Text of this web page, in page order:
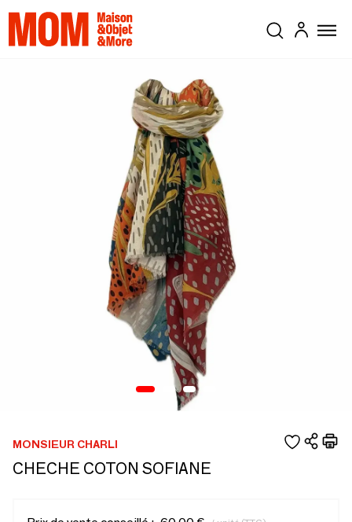
MONSIEUR CHARLI
CHECHE COTON SOFIANE